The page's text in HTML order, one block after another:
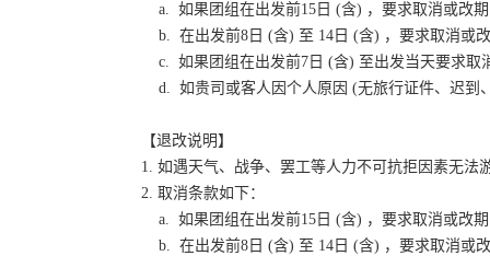
a. 如果团组在出发前15日 (含) ，要求取消或改
b. 在出发前8日 (含) 至 14日 (含) ，要求取消或
c. 如果团组在出发前7日 (含) 至出发当天要求取
d. 如贵司或客人因个人原因 (无旅行证件、迟到
【退改说明】
1. 如遇天气、战争、罢工等人力不可抗拒因素无
2. 取消条款如下：
a. 如果团组在出发前15日 (含) ，要求取消或改
b. 在出发前8日 (含) 至 14日 (含) ，要求取消或